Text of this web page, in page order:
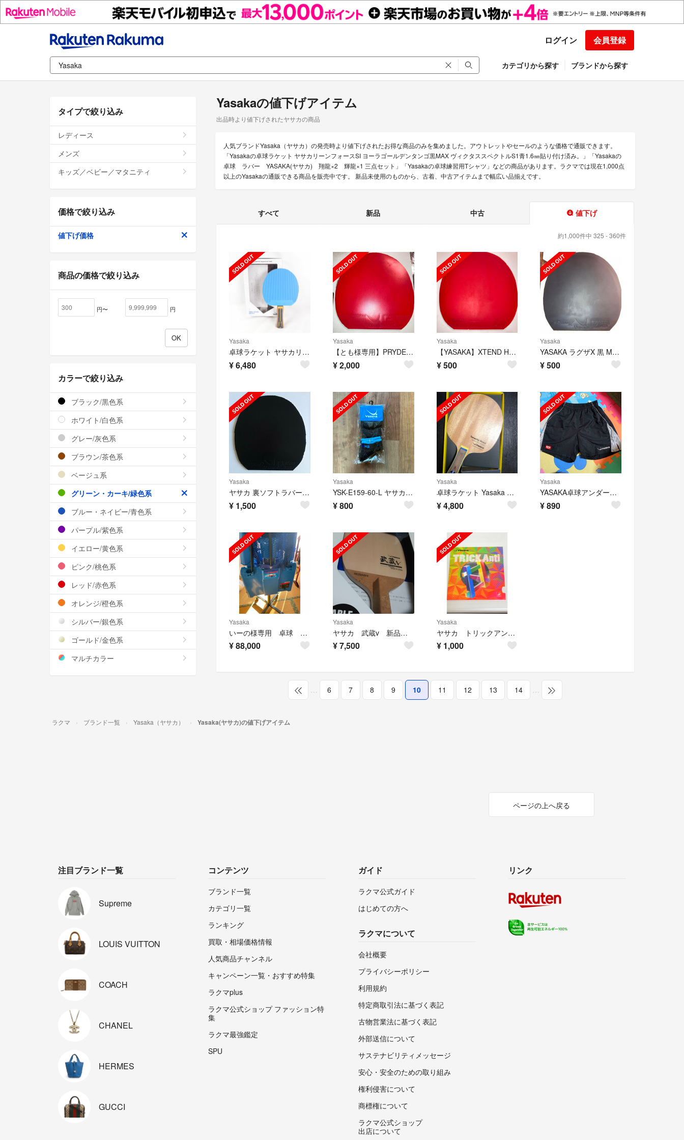
ログイン 会員登録
カテゴリから探す ブランドから探す
Yasakaの値下げアイテム
出品時より値下げされたヤサカの商品
人気ブランドYasaka（ヤサカ）の発売時より値下げされたお得な商品のみを集めました。アウトレットやセールのような価格で通販できます。
「Yasakaの卓球ラケット ヤサカリーンフォースSI ヨーラゴールデンタンゴ黒MAX ヴィクタススペクトルS1青1.6㎜貼り付け済み。」「Yasakaの
卓球 ラバー YASAKA(ヤサカ) 翔龍×2 輝龍×1 三点セット」「Yasakaの卓球練習用Tシャツ」などの商品があります。ラクマでは現在1,000点
以上のYasakaの通販できる商品を販売中です。 新品未使用のものから、古着、中古アイテムまで幅広い品揃えです。
すべて 新品 中古 値下げ
約1,000件中 325 - 360件
Yasaka
卓球ラケット ヤサカリーンフォースSI ヨーラゴールデンタンゴ黒MAX ヴィクタススペクトルS1青1.6㎜貼り付け済み。
¥6,480
Yasaka
【とも様専用】PRYDE30+テナジー05FX
¥2,000
Yasaka
【YASAKA】XTEND HS 赤 MAX
¥500
Yasaka
YASAKA ラグザX 黒 MAX
¥500
Yasaka
ヤサカ 裏ソフトラバー ラクザ９
¥ 1,500
Yasaka
YSK-E159-60-L ヤサカ 卓球 ユニセックス ヘザードロゴYソックス
¥800
Yasaka
卓球ラケット Yasaka 「テナシティウッド」カットマン用
¥4,800
Yasaka
YASAKA卓球アンダーウェア
¥890
Yasaka
いーの様専用 卓球 玉出しマシーン YASAKA Y-M-11α
¥88,000
Yasaka
ヤサカ 武蔵v 新品未使用 卓球ラケット
¥7,500
Yasaka
ヤサカ トリックアンチ 赤 特厚 新品同様品
¥ 1,000
6 7 8 9 10 11 12 13 14
タイプで絞り込み
レディース
メンズ
キッズ／ベビー／マタニティ
価格で絞り込み
値下げ価格
商品の価格で絞り込み
円〜 円
カラーで絞り込み
ブラック/黒色系
ホワイト/白色系
グレー/灰色系
ブラウン/茶色系
ベージュ系
グリーン・カーキ/緑色系
ブルー・ネイビー/青色系
パープル/紫色系
イエロー/黄色系
ピンク/桃色系
レッド/赤色系
オレンジ/橙色系
シルバー/銀色系
ゴールド/金色系
マルチカラー
ラクマ ブランド一覧 Yasaka（ヤサカ） Yasaka(ヤサカ)の値下げアイテム
ページの上へ戻る
注目ブランド一覧
Supreme
LOUIS VUITTON
COACH
CHANEL
HERMES
GUCCI
コンテンツ
ブランド一覧
カテゴリ一覧
ランキング
買取・相場価格情報
人気商品チャンネル
キャンペーン一覧・おすすめ特集
ラクマplus
ラクマ公式ショップ ファッション特
集
ラクマ最強鑑定
SPU
ガイド
ラクマ公式ガイド
はじめての方へ
ラクマについて
会社概要
プライバシーポリシー
利用規約
特定商取引法に基づく表記
古物営業法に基づく表記
外部送信について
サステナビリティメッセージ
安心・安全のための取り組み
権利侵害について
商標権について
ラクマ公式ショップ
出店について
リンク